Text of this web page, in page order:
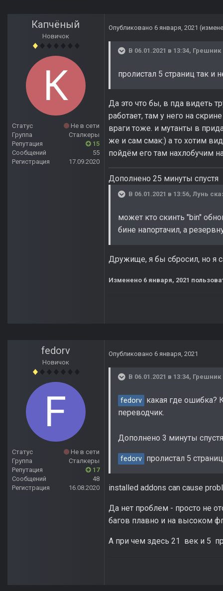
Капчёный
Новичок
Статус
Не в сети
Группа
Сталкеры
Репутация
15
Сообщений
55
Регистрация
17.09.2020
Опубликовано 6 января, 2021
В 06.01.2021 в 13:34, Грешник
пролистал 5 страниц так и
Да это что бы, в пда видеть
работает, там у него на
враги тоже. и мутанты в
же и сам смак:) а то хотим
пойдём его там нахлобучим
Дополнено 25 минуты спустя
В 06.01.2021 в 13:56, Лунь
может кто скинть "bin"
бине напортачил, а
Дружище, я бы сбросил, но я
Изменено 6 января, 2021
fedorv
Новичок
Статус
Не в сети
Группа
Сталкеры
Репутация
17
Сообщений
48
Регистрация
16.08.2020
Опубликовано 6 января, 2021
В 06.01.2021 в 13:34, Грешник
fedorv какая где ошибка?
переводчик.
Дополнено 3 минуты спустя
fedorv пролистал 5
installed addons can cause
Да нет проблем - просто не
багов плавно и на высоком
А при чем здесь 21 век и 5